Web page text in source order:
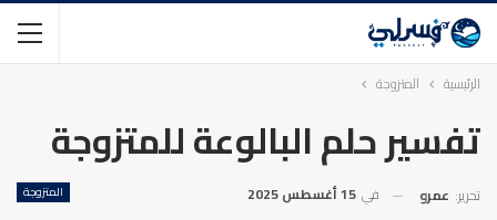
الرئيسية المتزوجة
تفسير حلم البالوعة للمتزوجة
المتزوجة تحرير: عمرو في 15 أغسطس 2025